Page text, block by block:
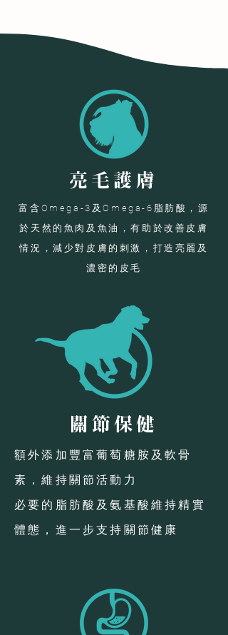
亮毛護膚
​富含Omega-3及Omega-6脂肪酸，源
於天然的魚肉及魚油，有助於改善皮膚
情況，減少對皮膚的刺激，打造亮麗及
濃密的皮毛
關節保健
額外添加豐富葡萄糖胺及軟骨
素，維持關節活動力
​必要的脂肪酸及氨基酸維持精實
體態，進一步支持關節健康